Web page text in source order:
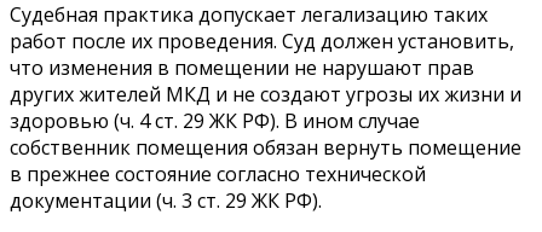
Судебная практика допускает легализацию таких
работ после их проведения. Суд должен установить,
что изменения в помещении не нарушают прав
других жителей МКД и не создают угрозы их жизни и
здоровью (ч. 4 ст. 29 ЖК РФ). В ином случае
собственник помещения обязан вернуть помещение
в прежнее состояние согласно технической
документации (ч. 3 ст. 29 ЖК РФ).